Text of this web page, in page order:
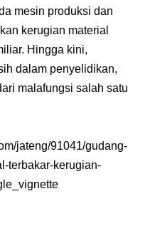
mesin produksi dan
kerugian material
Hingga kini,
dalam penyelidikan,
malafungsi salah satu
jateng/91041/gudang-
terbakar-kerugian-